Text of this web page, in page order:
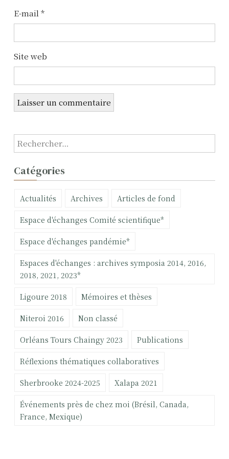
a
r
t
i
c
l
E-mail *
Site web
R
e
h
Catégories
Actualités Archives Articles de fond
Espace d'échanges Comité scientifique*
Espace d'échanges pandémie*
Espaces d'échanges : archives symposia 2014, 2016,
2018, 2021, 2023*
Ligoure 2018 Mémoires et thèses
Niteroi 2016 Non classé
Orléans Tours Chaingy 2023 Publications
Réflexions thématiques collaboratives
Sherbrooke 2024-2025 Xalapa 2021
Événements près de chez moi (Brésil, Canada,
France, Mexique)